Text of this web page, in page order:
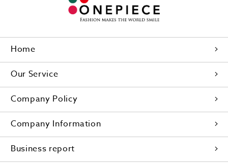
Home
Our Service
Company Policy
Company Information
Business report